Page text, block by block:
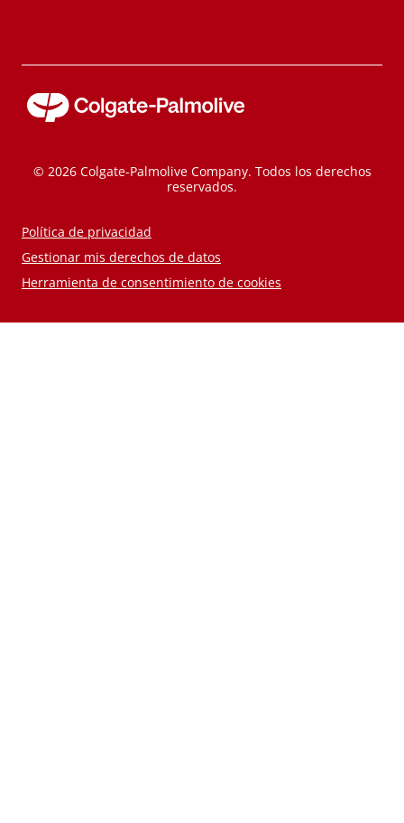
© 2026 Colgate-Palmolive Company. Todos los derechos
reservados.
Política de privacidad
Gestionar mis derechos de datos
Herramienta de consentimiento de cookies